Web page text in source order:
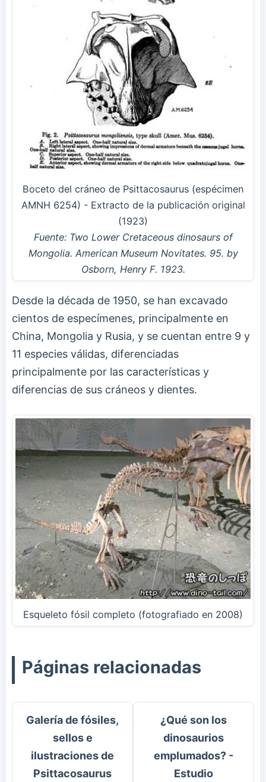
Boceto del cráneo de Psittacosaurus (espécimen
AMNH 6254) - Extracto de la publicación original
(1923)
Fuente: Two Lower Cretaceous dinosaurs of
Mongolia. American Museum Novitates. 95. by
Osborn, Henry F. 1923.
Desde la década de 1950, se han excavado
cientos de especímenes, principalmente en
China, Mongolia y Rusia, y se cuentan entre 9 y
11 especies válidas, diferenciadas
principalmente por las características y
diferencias de sus cráneos y dientes.
Esqueleto fósil completo (fotografiado en 2008)
Páginas relacionadas
Galería de fósiles,
sellos e
ilustraciones de
Psittacosaurus
¿Qué son los
dinosaurios
emplumados? -
Estudio